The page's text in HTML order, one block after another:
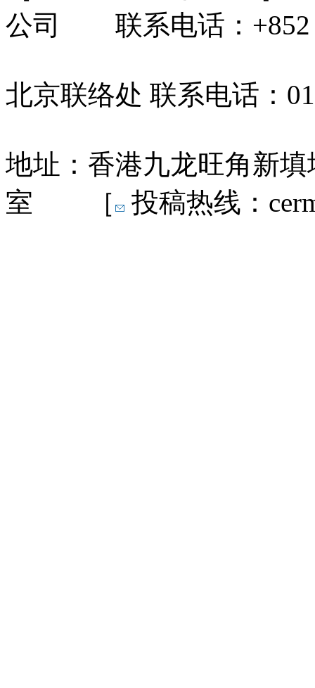
公司 联系电话：+852
北京联络处 联系电话：
地址：香港九龙旺角新
室 ［
投稿热线：